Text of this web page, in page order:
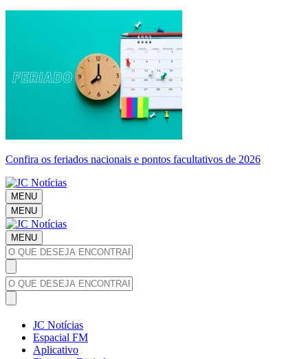
Confira os feriados nacionais e pontos facultativos de 2026
MENU
MENU
MENU
JC Notícias
Espacial FM
Aplicativo